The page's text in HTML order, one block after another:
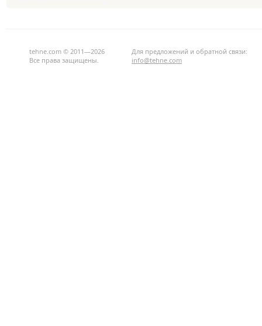
tehne.com © 2011—2026
Все права защищены.
Для предложений и обратной связи:
info@tehne.com